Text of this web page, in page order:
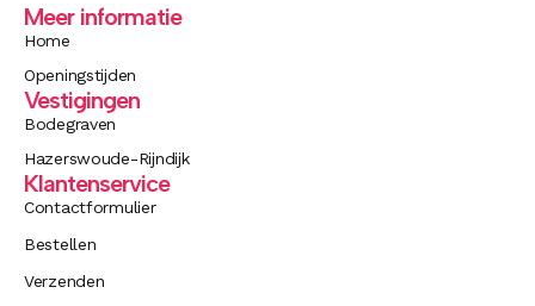
Meer informatie
Home
Openingstijden
Vestigingen
Bodegraven
Hazerswoude-Rijndijk
Klantenservice
Contactformulier
Bestellen
Verzenden